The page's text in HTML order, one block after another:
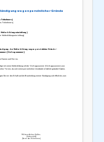
wegen persönlicher Gründe
Teilnehmers]
Teilnehmers]
Weiterbildungseinrichtung]
Weiterbildungseinrichtung]
der Weiterbildung wegen persönlicher Gründe –
[Vertragsnummer]
Damen und Herren,
ich meine Weiterbildung mit der Vertragsnummer [Vertragsnummer] zum
Termin, da sich meine persönlichen Umstände erheblich geändert haben.
Sie mir den Erhalt und die Bearbeitung meiner Kündigung schriftlich bis zum
Mit freundlichen Grüßen,
[Unterschrift]
[Name des Teilnehmers]